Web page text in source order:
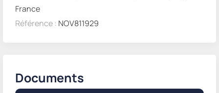
France
Référence : NOV811929
Documents